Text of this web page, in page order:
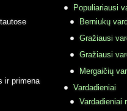
ir primena
Populiariausi
Berniukų
Gražiausi
Gražiausi
Mergaičių
Vardadieniai
Vardadieniai